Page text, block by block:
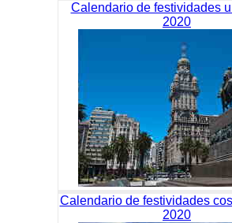
Calendario de festividades
2020
Calendario de festividades
2020